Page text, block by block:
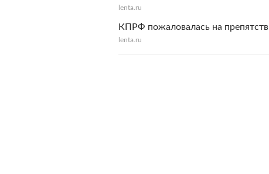
lenta.ru
КПРФ пожаловалась на
lenta.ru